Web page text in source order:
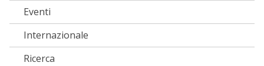
Eventi
Internazionale
Ricerca